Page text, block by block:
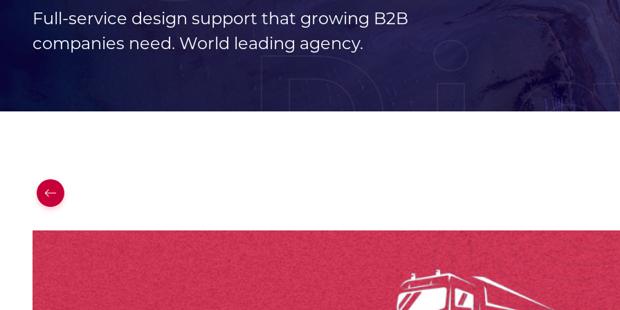
Full-service design support that growing B2B
companies need. World leading agency.